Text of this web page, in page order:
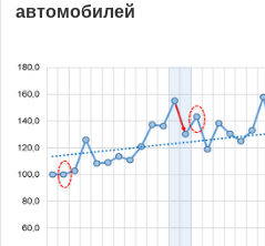
автомобилей